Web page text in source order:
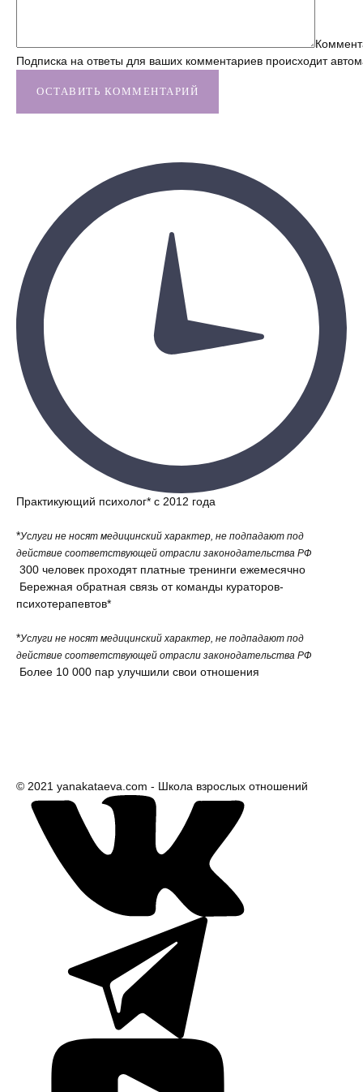
Подписка на ответы для ваших комментариев происходит
ОСТАВИТЬ КОММЕНТАРИЙ
Практикующий психолог* с 2012 года
*Услуги не носят медицинский характер, не подпадают под
действие соответствующей отрасли законодательства РФ
300 человек проходят платные тренинги ежемесячно
Бережная обратная связь от команды кураторов-
психотерапевтов*
*Услуги не носят медицинский характер, не подпадают под
действие соответствующей отрасли законодательства РФ
Более 10 000 пар улучшили свои отношения
© 2021 yanakataeva.com - Школа взрослых отношений